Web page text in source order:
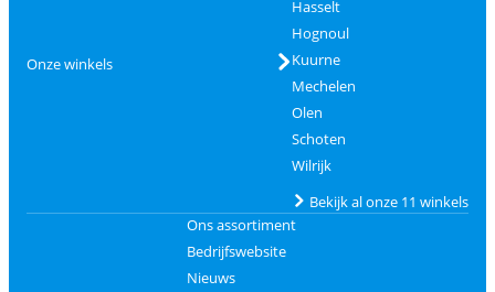
Onze winkels
Hasselt
Hognoul
Kuurne
Mechelen
Olen
Schoten
Wilrijk
Bekijk al onze 11 winkels
Ons assortiment
Bedrijfswebsite
Nieuws